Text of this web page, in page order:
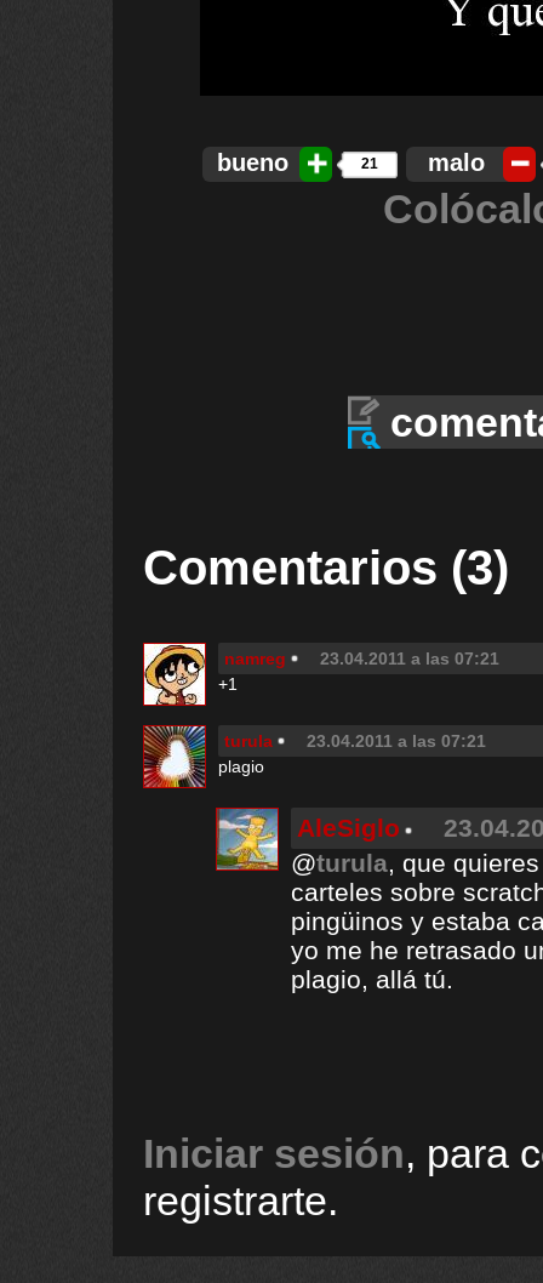
bueno 21 malo
Comentarios (3)
namreg
23.04.2011 a las 07:21
+1
turula
23.04.2011 a las 07:21
plagio
AleSiglo
@turula, que
carteles sobre
pingüinos y estaba
yo me he retrasado
plagio, allá tú.
Iniciar sesión, para
registrarte.